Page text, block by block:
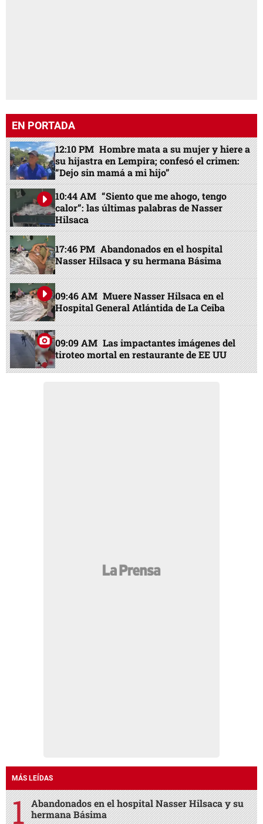
EN PORTADA
12:10 PM Hombre mata a su mujer y hiere a
su hijastra en Lempira; confesó el crimen:
“Dejo sin mamá a mi hijo”
10:44 AM “Siento que me ahogo, tengo
calor”: las últimas palabras de Nasser
Hilsaca
17:46 PM Abandonados en el hospital
Nasser Hilsaca y su hermana Básima
09:46 AM Muere Nasser Hilsaca en el
Hospital General Atlántida de La Ceiba
09:09 AM Las impactantes imágenes del
tiroteo mortal en restaurante de EE UU
MÁS LEÍDAS
Abandonados en el hospital Nasser Hilsaca y su
hermana Básima